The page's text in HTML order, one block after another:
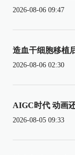
2026-08-06 09:47
造血干细胞移植
2026-08-06 02:30
AIGC时代 动画
2026-08-05 09:33